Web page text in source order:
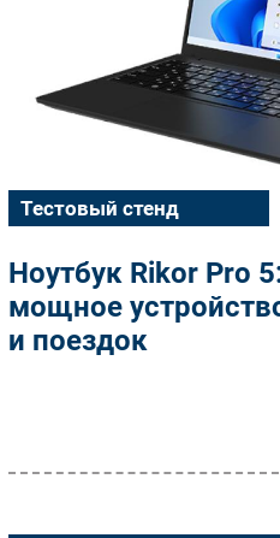
Тестовый стенд
Ноутбук Rikor Pro
мощное
и поездок